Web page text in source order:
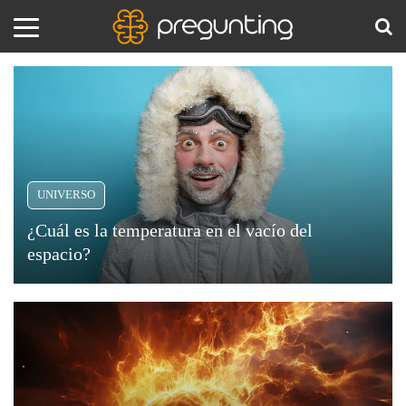
y
Cine
Costumbres
Universo
UNIVERSO
¿Cuál es la temperatura en el vacío del
espacio?
espacio
exterior,
vasto
aparentemente